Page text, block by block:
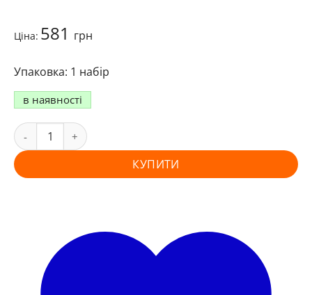
Ціна: 581 грн
1 набір
в наявності
КУПИТИ